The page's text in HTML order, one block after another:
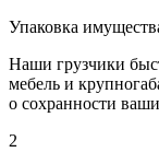
Упаковка
Наши грузчики
мебель и
о сохранности
2